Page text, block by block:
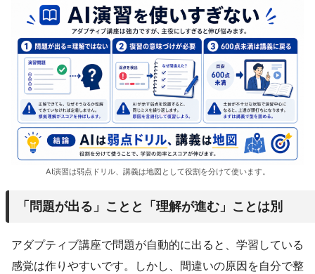
AI演習は弱点ドリル、講義は地図として役割を分けて使います。
「問題が出る」ことと「理解が進む」ことは別
アダプティブ講座で問題が自動的に出ると、学習している
感覚は作りやすいです。しかし、間違いの原因を自分で整